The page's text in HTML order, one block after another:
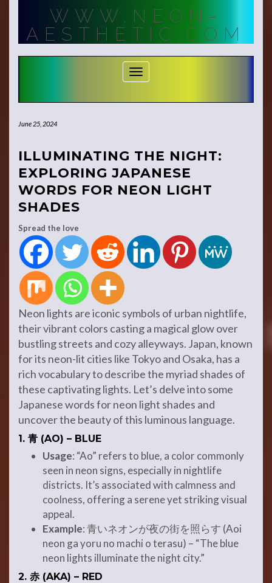
WWW.NEON-
AESTHETIC.COM
Toggle Navigation
June 25, 2024
ILLUMINATING THE NIGHT:
EXPLORING JAPANESE
WORDS FOR NEON LIGHT
SHADES
Spread the love
Neon lights are iconic symbols of urban nightlife,
their vibrant colors casting a magical glow over
bustling streets and cozy alleyways. Japan, known
for its neon-lit cities like Tokyo and Osaka, has a
rich vocabulary to describe the myriad shades of
these captivating lights. Let’s delve into some
Japanese words for neon light shades and
uncover the beauty of this luminous language.
1. 青 (AO) – BLUE
Usage: “Ao” refers to blue, a color commonly
seen in neon signs, especially in nightlife
districts. It’s associated with calmness and
coolness, offering a serene yet striking visual
appeal.
Example: 青いネオンが夜の街を照らす (Aoi
neon ga yoru no machi o terasu) – “The blue
neon lights illuminate the night city.”
2. 赤 (AKA) – RED